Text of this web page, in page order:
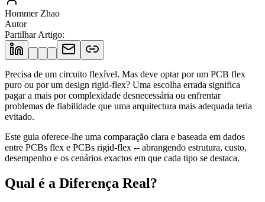
Hommer Zhao
Autor
Partilhar Artigo:
Precisa de um circuito flexível. Mas deve optar por um PCB flex
puro ou por um design rigid-flex? Uma escolha errada significa
pagar a mais por complexidade desnecessária ou enfrentar
problemas de fiabilidade que uma arquitectura mais adequada teria
evitado.
Este guia oferece-lhe uma comparação clara e baseada em dados
entre PCBs flex e PCBs rigid-flex -- abrangendo estrutura, custo,
desempenho e os cenários exactos em que cada tipo se destaca.
Qual é a Diferença Real?